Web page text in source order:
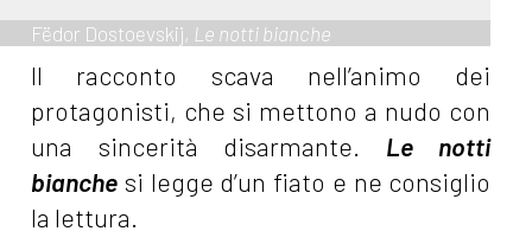
Fëdor Dostoevskij, Le notti bianche
Il racconto scava nell’animo dei
protagonisti, che si mettono a nudo con
una sincerità disarmante. Le notti
bianche si legge d’un fiato e ne consiglio
la lettura.